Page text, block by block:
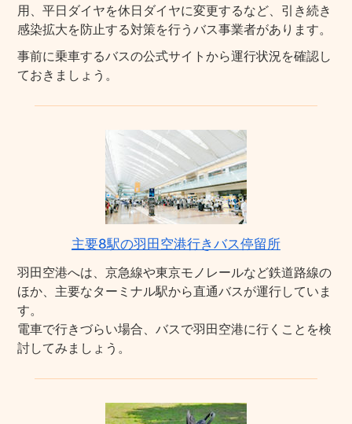
用、平日ダイヤを休日ダイヤに変更するなど、引き続き
感染拡大を防止する対策を行うバス事業者があります。
事前に乗車するバスの公式サイトから運行状況を確認し
ておきましょう。
主要8駅の羽田空港行きバス停留所
羽田空港へは、京急線や東京モノレールなど鉄道路線の
ほか、主要なターミナル駅から直通バスが運行していま
す。
電車で行きづらい場合、バスで羽田空港に行くことを検
討してみましょう。